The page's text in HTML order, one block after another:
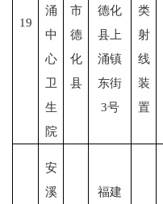
19
涌
中
心
卫
生
院
市
德
化
县
德化
县上
涌镇
东街
3号
类
射
线
装
置
安
溪
福建